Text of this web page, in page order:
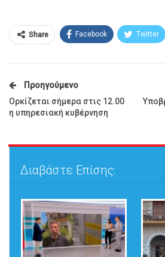
Share Facebook Twitter
Προηγούμενο
Ορκίζεται σήμερα στις 12.00
η υπηρεσιακή κυβέρνηση
Διαβάστε Επίσης: